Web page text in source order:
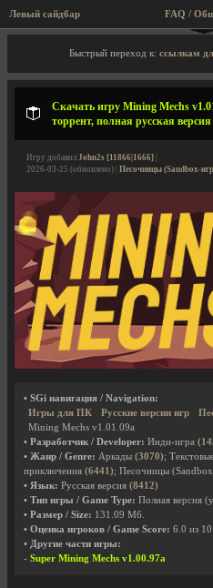
Левый сайдбар FAQ /
Описание игры,
Быстрый переход к: ссылкам
Скачать игру Mining Mechs
торрент, полная русская версия
Игру добавил John2s [11866|1666]
2026-03-25 (обновлено) | Песочницы (Sandbox-
• SGi навигация / Navigation:
Игры для ПК
Русские версии игр
Mining Mechs v1.01.09a
• Разработчик / Developer: Инди-игра
• Жанр / Genre: Аркады (3070);
приключения (6441); Песочницы
• Язык: Русская версия (8412)
• Тип игры / Game Type: Полная версия
• Размер / Size: 131.09 Мб.
• Оценка игроков / Game Score: 6.0 из 10
• Другие части игры:
- Super Mining Mechs v1.00.97a